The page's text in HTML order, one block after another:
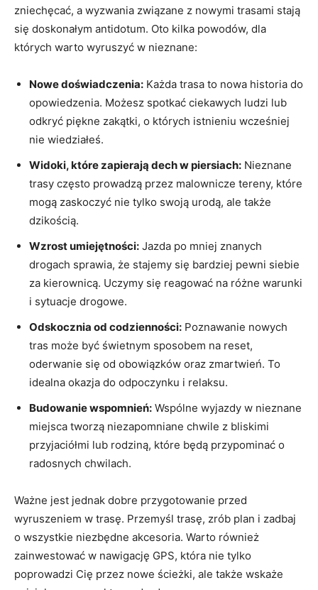
zniechęcać, a wyzwania związane z nowymi trasami stają
się doskonałym antidotum. Oto kilka powodów, dla
których warto wyruszyć w nieznane:
Nowe doświadczenia: Każda trasa to nowa historia do
opowiedzenia. Możesz spotkać ciekawych ludzi lub
odkryć piękne zakątki, o których istnieniu wcześniej
nie wiedziałeś.
Widoki, które zapierają dech w piersiach: Nieznane
trasy często prowadzą przez malownicze tereny, które
mogą zaskoczyć nie tylko swoją urodą, ale także
dzikością.
Wzrost umiejętności: Jazda po mniej znanych
drogach sprawia, że stajemy się bardziej pewni siebie
za kierownicą. Uczymy się reagować na różne warunki
i sytuacje drogowe.
Odskocznia od codzienności: Poznawanie nowych
tras może być świetnym sposobem na reset,
oderwanie się od obowiązków oraz zmartwień. To
idealna okazja do odpoczynku i relaksu.
Budowanie wspomnień: Wspólne wyjazdy w nieznane
miejsca tworzą niezapomniane chwile z bliskimi
przyjaciółmi lub rodziną, które będą przypominać o
radosnych chwilach.
Ważne jest jednak dobre przygotowanie przed
wyruszeniem w trasę. Przemyśl trasę, zrób plan i zadbaj
o wszystkie niezbędne akcesoria. Warto również
zainwestować w nawigację GPS, która nie tylko
poprowadzi Cię przez nowe ścieżki, ale także wskaże